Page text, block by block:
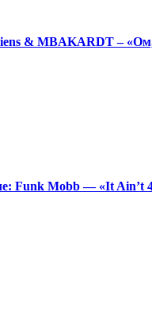
& MBAKARDT –
Funk Mobb — «It Ain’t